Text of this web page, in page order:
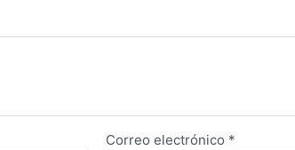
Correo electrónico *